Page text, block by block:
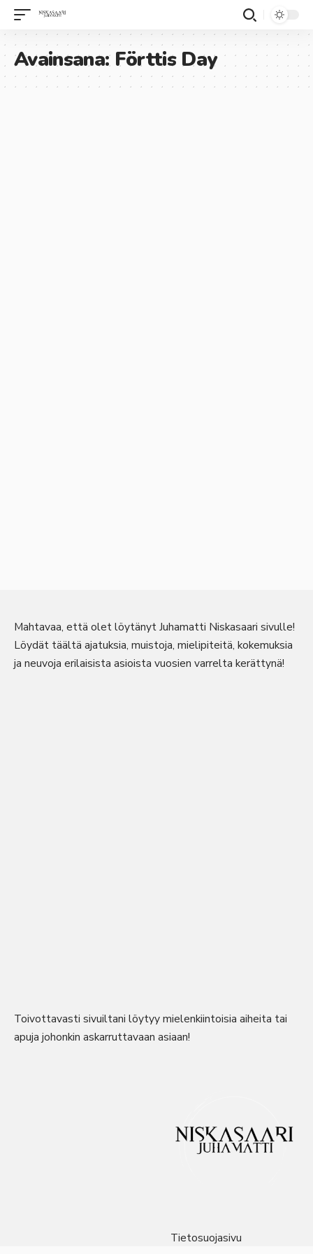
Avainsana: Förttis Day
Mahtavaa, että olet löytänyt Juhamatti Niskasaari sivulle!
Löydät täältä ajatuksia, muistoja, mielipiteitä, kokemuksia
ja neuvoja erilaisista asioista vuosien varrelta kerättynä!
Toivottavasti sivuiltani löytyy mielenkiintoisia aiheita tai
apuja johonkin askarruttavaan asiaan!
Tietosuojasivu